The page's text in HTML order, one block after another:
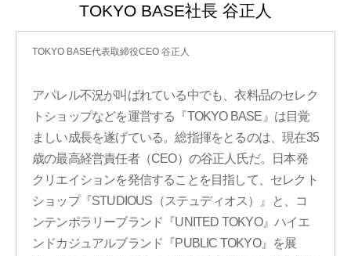
TOKYO BASE社長 谷正人
TOKYO BASE代表取締役CEO 谷正人
アパレル不況が叫ばれている中でも、衣料品のセレク
トショップなどを運営する『TOKYO BASE』は目覚
ましい成長を遂げている。総指揮をとるのは、現在35
歳の最高経営責任者（CEO）の谷正人氏だ。日本発
クリエイションを発信することを目指して、セレクト
ショップ『STUDIOUS（ステュディオス）』と、コ
ンテンポラリーブランド『UNITED TOKYO』ハイエ
ンドカジュアルブランド『PUBLIC TOKYO』を展